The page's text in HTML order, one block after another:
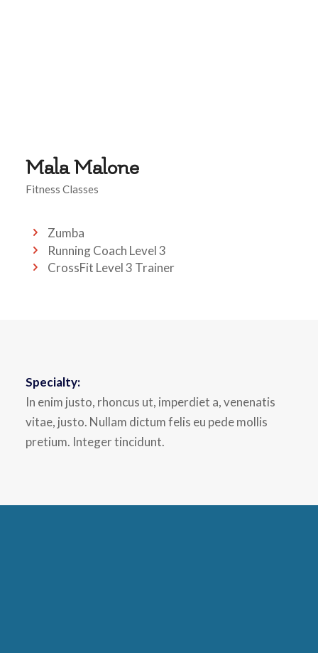
Mala Malone
Fitness Classes
Zumba
Running Coach Level 3
CrossFit Level 3 Trainer
Specialty:
In enim justo, rhoncus ut, imperdiet a, venenatis
vitae, justo. Nullam dictum felis eu pede mollis
pretium. Integer tincidunt.